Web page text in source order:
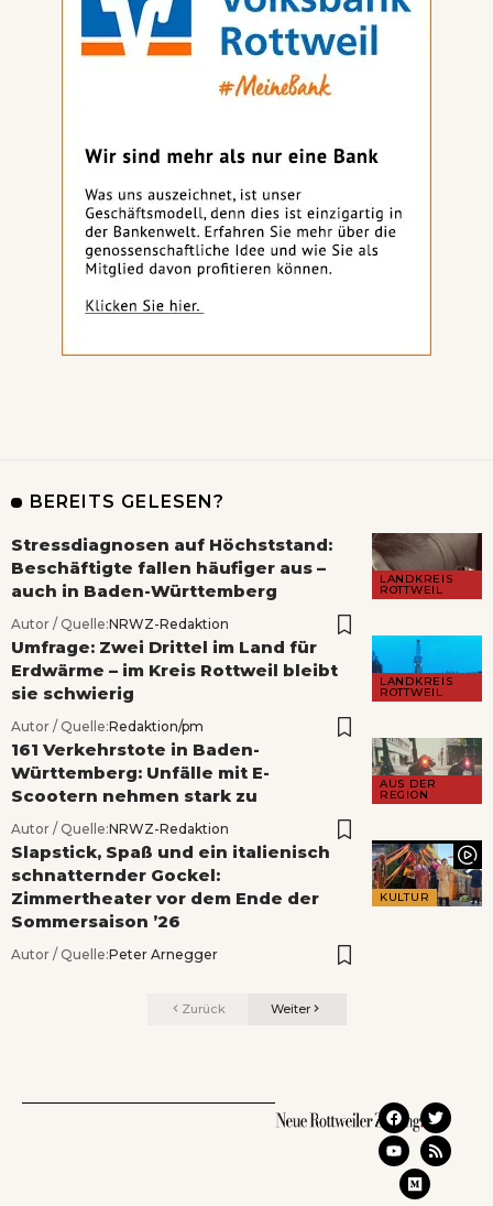
BEREITS GELESEN?
LANDKREIS
ROTTWEIL
Stressdiagnosen auf Höchststand:
Beschäftigte fallen häufiger aus –
auch in Baden-Württemberg
Autor / Quelle:NRWZ-Redaktion
LANDKREIS
ROTTWEIL
Umfrage: Zwei Drittel im Land für
Erdwärme – im Kreis Rottweil bleibt
sie schwierig
Autor / Quelle:Redaktion/pm
AUS DER
REGION
161 Verkehrstote in Baden-
Württemberg: Unfälle mit E-
Scootern nehmen stark zu
Autor / Quelle:NRWZ-Redaktion
KULTUR
Slapstick, Spaß und ein italienisch
schnatternder Gockel:
Zimmertheater vor dem Ende der
Sommersaison ’26
Autor / Quelle:Peter Arnegger
Zurück Weiter